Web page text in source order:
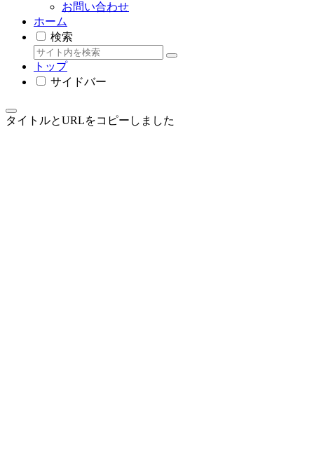
お問い合わせ
ホーム
検索
トップ
サイドバー
タイトルとURLをコピーしました